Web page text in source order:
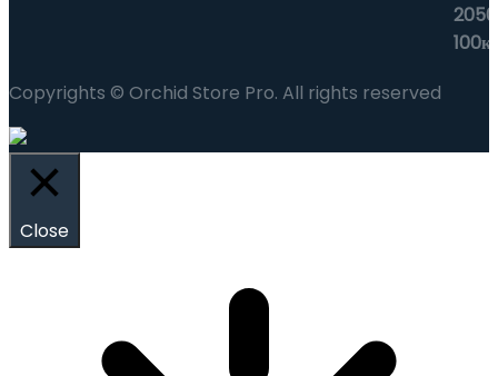
Copyrights © Orchid Store Pro. All rights reserved
Close